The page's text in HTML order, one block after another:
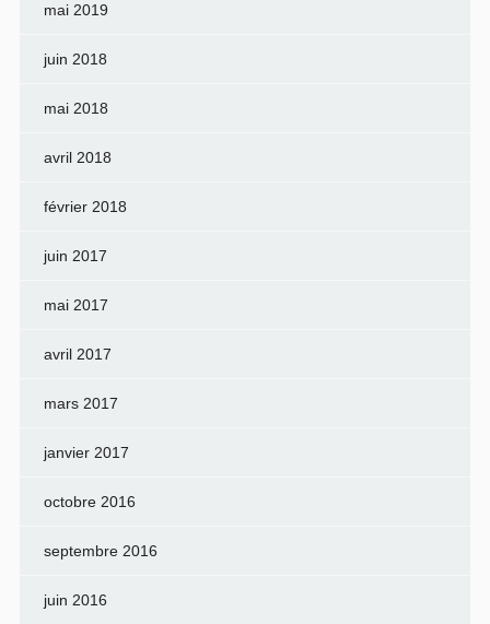
mai 2019
juin 2018
mai 2018
avril 2018
février 2018
juin 2017
mai 2017
avril 2017
mars 2017
janvier 2017
octobre 2016
septembre 2016
juin 2016